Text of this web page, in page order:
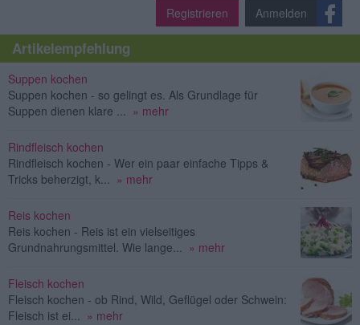
Registrieren Anmelden
Artikelempfehlung
Suppen kochen
Suppen kochen - so gelingt es. Als Grundlage für
Suppen dienen klare ... » mehr
Rindfleisch kochen
Rindfleisch kochen - Wer ein paar einfache Tipps &
Tricks beherzigt, k... » mehr
Reis kochen
Reis kochen - Reis ist ein vielseitiges
Grundnahrungsmittel. Wie lange... » mehr
Fleisch kochen
Fleisch kochen - ob Rind, Wild, Geflügel oder Schwein:
Fleisch ist ei... » mehr